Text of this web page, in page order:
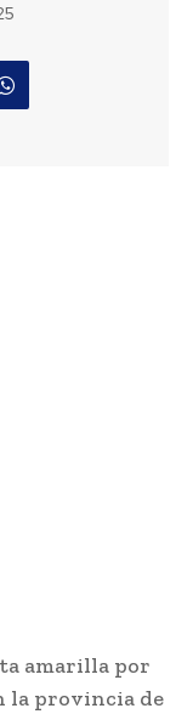
amarilla por
la provincia de